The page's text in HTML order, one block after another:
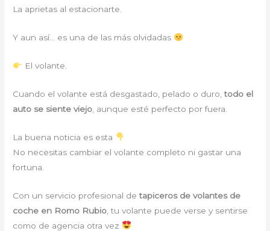
La aprietas al estacionarte.
Y aun así… es una de las más olvidadas
El volante.
Cuando el volante está desgastado, pelado o duro,todo el
auto se siente viejo , aunque esté perfecto por fuera.
La buena noticia es esta
No necesitas cambiar el volante completo ni gastar una
fortuna.
Con un servicio profesional detapiceros de volantes de
coche en Romo Rubio , tu volante puede verse y sentirse
como de agencia otra vez